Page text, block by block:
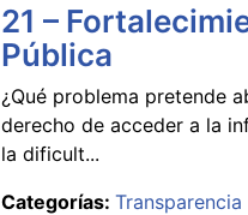
21 –
Pública
¿Qué problema pretende
derecho de acceder a la
la dificult...
Categorías: Transparencia